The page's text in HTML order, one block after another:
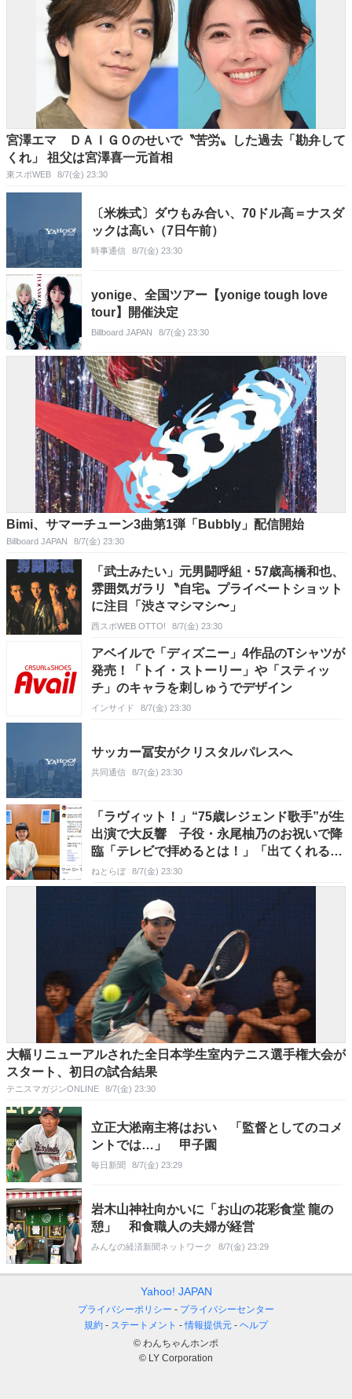
宮澤エマ ＤＡＩＧＯのせいで〝苦労〟した過去「勘弁して
くれ」 祖父は宮澤喜一元首相
東スポWEB 8/7(金) 23:30
〔米株式〕ダウもみ合い、70ドル高＝ナスダ
ックは高い（7日午前）
時事通信 8/7(金) 23:30
yonige、全国ツアー【yonige tough love
tour】開催決定
Billboard JAPAN 8/7(金) 23:30
Bimi、サマーチューン3曲第1弾「Bubbly」配信開始
Billboard JAPAN 8/7(金) 23:30
「武士みたい」元男闘呼組・57歳高橋和也、
雰囲気ガラリ〝自宅〟プライベートショット
に注目「渋さマシマシ〜」
西スポWEB OTTO! 8/7(金) 23:30
アベイルで「ディズニー」4作品のTシャツが
発売！「トイ・ストーリー」や「スティッ
チ」のキャラを刺しゅうでデザイン
インサイド 8/7(金) 23:30
サッカー冨安がクリスタルパレスへ
共同通信 8/7(金) 23:30
「ラヴィット！」“75歳レジェンド歌手”が生
出演で大反響 子役・永尾柚乃のお祝いで降
臨「テレビで拝めるとは！」「出てくれるん
だ!?」
ねとらぼ 8/7(金) 23:30
大幅リニューアルされた全日本学生室内テニス選手権大会が
スタート、初日の試合結果
テニスマガジンONLINE 8/7(金) 23:30
立正大淞南主将はおい 「監督としてのコメ
ントでは…」 甲子園
毎日新聞 8/7(金) 23:29
岩木山神社向かいに「お山の花彩食堂 龍の
憩」 和食職人の夫婦が経営
みんなの経済新聞ネットワーク 8/7(金) 23:29
Yahoo! JAPAN
プライバシーポリシー
プライバシーセンター
規約
ステートメント 情報提供元
ヘルプ
© わんちゃんホンポ
© LY Corporation